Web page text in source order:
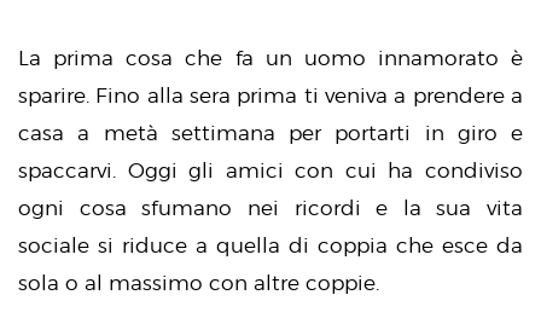
La prima cosa che fa un uomo innamorato è
sparire. Fino alla sera prima ti veniva a prendere a
casa a metà settimana per portarti in giro e
spaccarvi. Oggi gli amici con cui ha condiviso
ogni cosa sfumano nei ricordi e la sua vita
sociale si riduce a quella di coppia che esce da
sola o al massimo con altre coppie.